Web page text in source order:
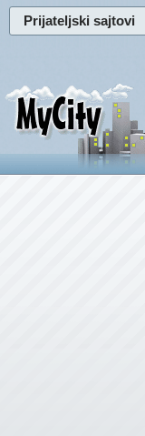
Prijateljski sajtovi